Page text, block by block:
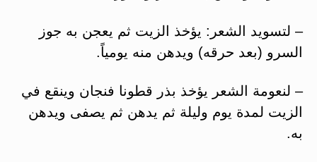
– لتسويد الشعر: يؤخذ الزيت ثم يعجن به جوز
السرو (بعد حرقه) ويدهن منه يومياً.
– لنعومة الشعر يؤخذ بذر قطونا فنجان وينقع في
الزيت لمدة يوم وليلة ثم يدهن ثم يصفى ويدهن
به.